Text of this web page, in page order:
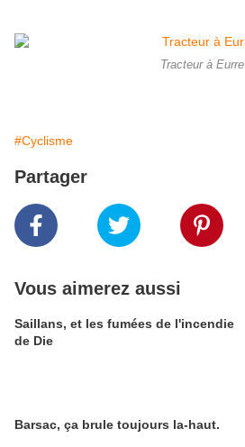
Tracteur à Eurre
#Cyclisme
Partager
Vous aimerez aussi
Saillans, et les fumées de l'incendie
de Die
Barsac, ça brule toujours la-haut.